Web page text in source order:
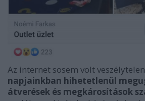
Az internet sosem volt
napjainkban hihetetlenül
átverések és megkárosítások